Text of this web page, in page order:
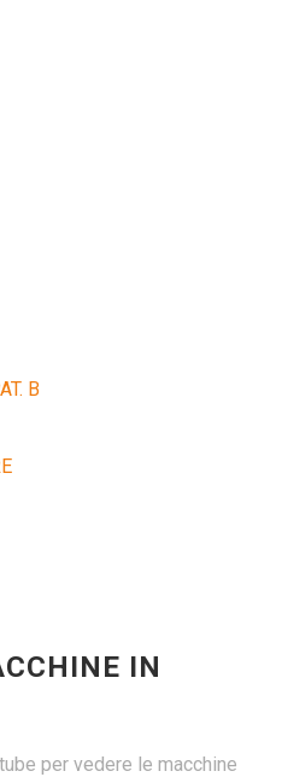
B
IN
per vedere le macchine